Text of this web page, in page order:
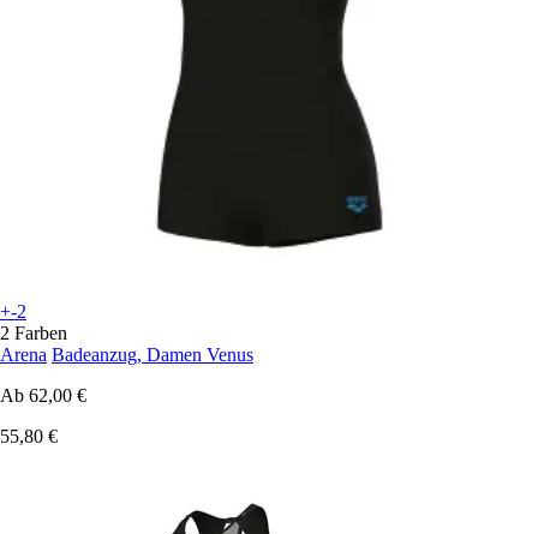
+-2
2 Farben
Arena Badeanzug, Damen Venus
Ab 62,00 €
55,80 €